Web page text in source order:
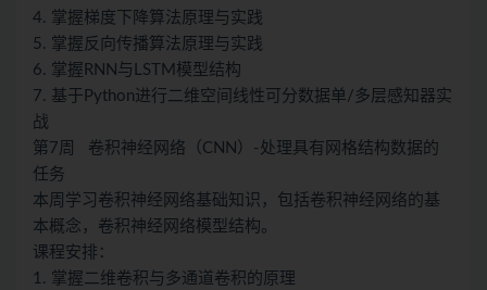
4. 掌握梯度下降算法原理与实践
5. 掌握反向传播算法原理与实践
6. 掌握RNN与LSTM模型结构
7. 基于Python进行二维空间线性可分数据单/多层感知器实
战
第7周 卷积神经网络（CNN）-处理具有网格结构数据的
任务
本周学习卷积神经网络基础知识，包括卷积神经网络的基
本概念，卷积神经网络模型结构。
课程安排：
1. 掌握二维卷积与多通道卷积的原理